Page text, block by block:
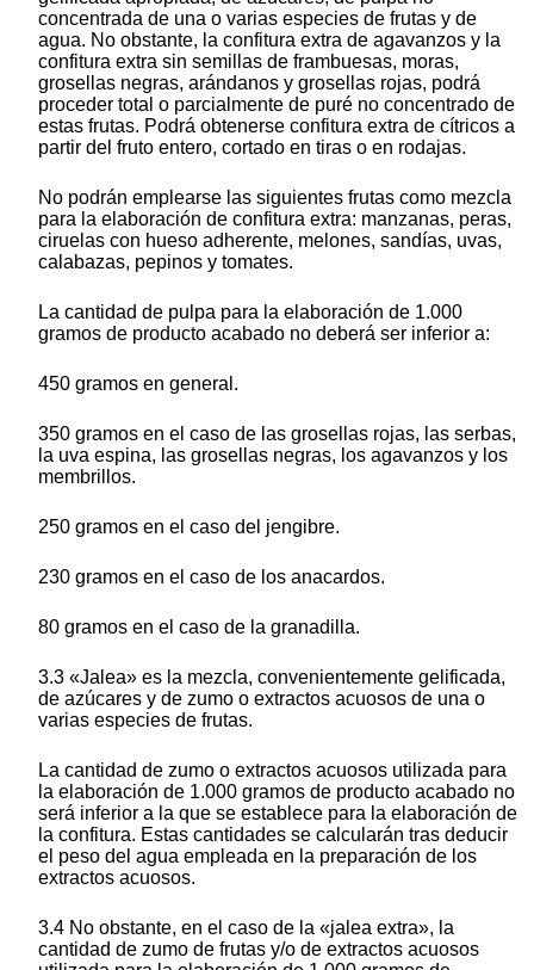
concentrada de una o varias especies de frutas y de
agua. No obstante, la confitura extra de agavanzos y la
confitura extra sin semillas de frambuesas, moras,
grosellas negras, arándanos y grosellas rojas, podrá
proceder total o parcialmente de puré no concentrado de
estas frutas. Podrá obtenerse confitura extra de cítricos a
partir del fruto entero, cortado en tiras o en rodajas.
No podrán emplearse las siguientes frutas como mezcla
para la elaboración de confitura extra: manzanas, peras,
ciruelas con hueso adherente, melones, sandías, uvas,
calabazas, pepinos y tomates.
La cantidad de pulpa para la elaboración de 1.000
gramos de producto acabado no deberá ser inferior a:
450 gramos en general.
350 gramos en el caso de las grosellas rojas, las serbas,
la uva espina, las grosellas negras, los agavanzos y los
membrillos.
250 gramos en el caso del jengibre.
230 gramos en el caso de los anacardos.
80 gramos en el caso de la granadilla.
3.3 «Jalea» es la mezcla, convenientemente gelificada,
de azúcares y de zumo o extractos acuosos de una o
varias especies de frutas.
La cantidad de zumo o extractos acuosos utilizada para
la elaboración de 1.000 gramos de producto acabado no
será inferior a la que se establece para la elaboración de
la confitura. Estas cantidades se calcularán tras deducir
el peso del agua empleada en la preparación de los
extractos acuosos.
3.4 No obstante, en el caso de la «jalea extra», la
cantidad de zumo de frutas y/o de extractos acuosos